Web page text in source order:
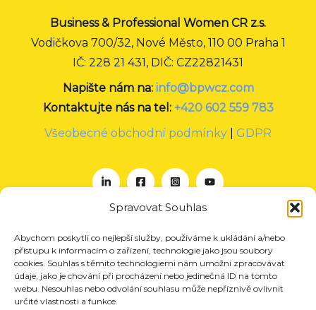
Spravovat Souhlas
Abychom poskytli co nejlepší služby, používáme k ukládání a/nebo
přístupu k informacím o zařízení, technologie jako jsou soubory
cookies. Souhlas s těmito technologiemi nám umožní zpracovávat
údaje, jako je chování při procházení nebo jedinečná ID na tomto
webu. Nesouhlas nebo odvolání souhlasu může nepříznivě ovlivnit
určité vlastnosti a funkce.
Business & Professional Women CR z.s.
Vodičkova 700/32, Nové Město, 110 00 Praha 1
IČ: 228 21 431, DIČ: CZ22821431
Napište nám na: info@bpwcz.com
Kontaktujte nás na tel: +420 602 559 783
Všeobecné obchodní podmínky
GDPR
O nás
Projekty
Členství